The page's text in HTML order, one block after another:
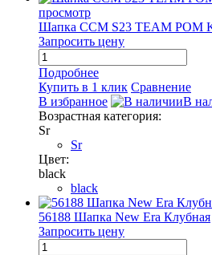
просмотр
Шапка CCM S23 TEAM POM
Запросить цену
Подробнее
Купить в 1 клик Сравнение
В избранное
В
Возрастная категория:
Sr
Sr
Цвет:
black
black
56188 Шапка New Era Клубная
Запросить цену